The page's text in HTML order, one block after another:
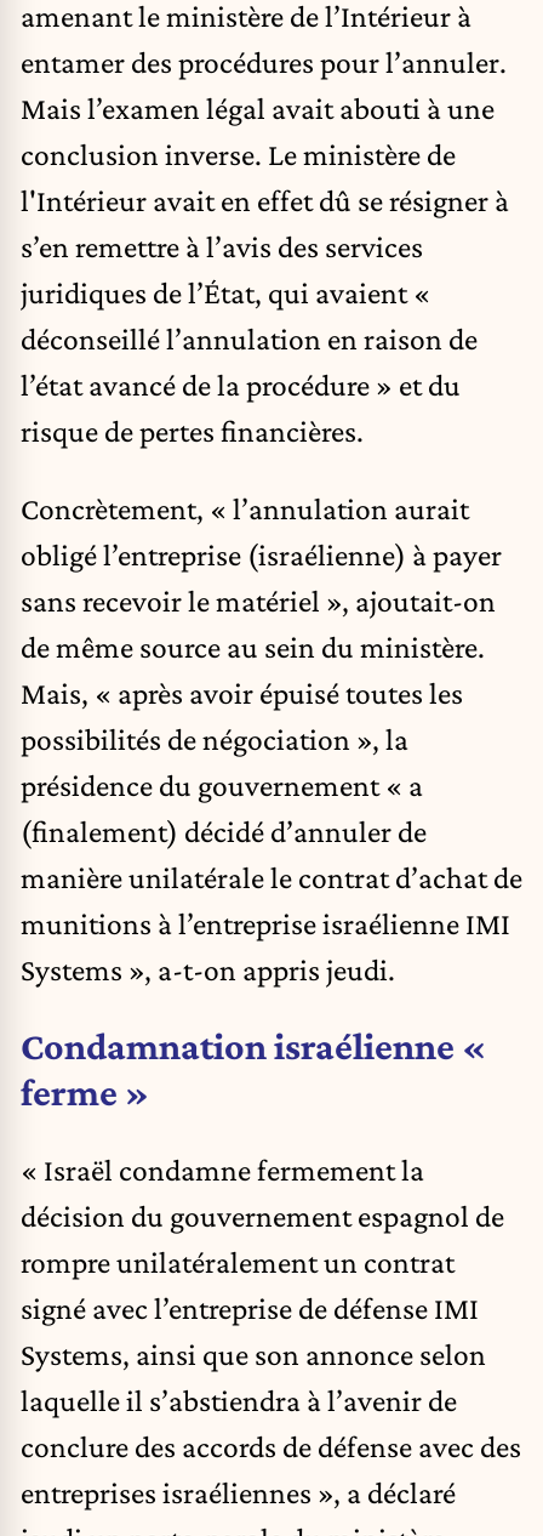
amenant le ministère de l’Intérieur à
entamer des procédures pour l’annuler.
Mais l’examen légal avait abouti à une
conclusion inverse. Le ministère de
l'Intérieur avait en effet dû se résigner à
s’en remettre à l’avis des services
juridiques de l’État, qui avaient «
déconseillé l’annulation en raison de
l’état avancé de la procédure » et du
risque de pertes financières.
Concrètement, « l’annulation aurait
obligé l’entreprise (israélienne) à payer
sans recevoir le matériel », ajoutait-on
de même source au sein du ministère.
Mais, « après avoir épuisé toutes les
possibilités de négociation », la
présidence du gouvernement « a
(finalement) décidé d’annuler de
manière unilatérale le contrat d’achat de
munitions à l’entreprise israélienne IMI
Systems », a-t-on appris jeudi.
Condamnation israélienne «
ferme »
« Israël condamne fermement la
décision du gouvernement espagnol de
rompre unilatéralement un contrat
signé avec l’entreprise de défense IMI
Systems, ainsi que son annonce selon
laquelle il s’abstiendra à l’avenir de
conclure des accords de défense avec des
entreprises israéliennes », a déclaré